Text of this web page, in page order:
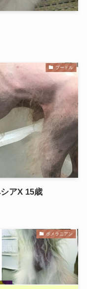
プードル
アX 15歳
ポメラニアン